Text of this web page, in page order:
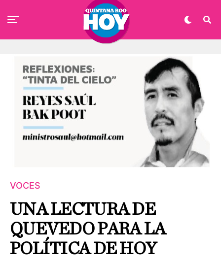
VOCES
UNA LECTURA DE
QUEVEDO PARA LA
POLÍTICA DE HOY